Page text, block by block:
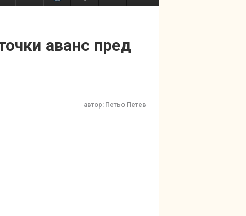
аванс пред
автор: Петьо Петев